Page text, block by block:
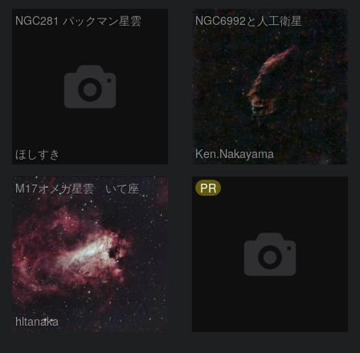
NGC281 パックマン星雲
ほしすき
NGC6992と人工衛星
Ken.Nakayama
M17オメガ星雲 いて座
hltanaka
PR